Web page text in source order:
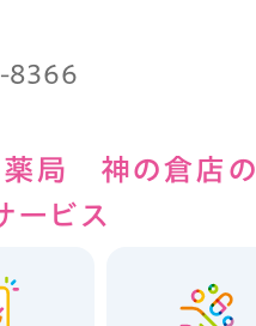
8366
薬局 神の倉店の
ービス